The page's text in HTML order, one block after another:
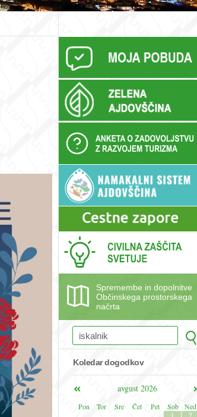
Spremembe in dopolnitve
Občinskega prostorskega
načrta
Koledar dogodkov
avgust 2026
Pon
Tor Sre Čet Pet Sob Ned